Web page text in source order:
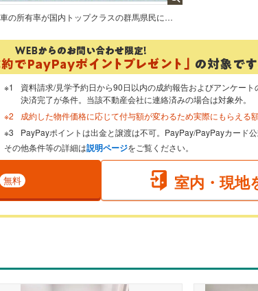
車の所有率が国内トップクラスの群馬県民には欠かせない駐車スペースをしっかりと確保した設計プラン。
資料請求/見学予約日から90日以内の成約報告およびアンケー
決済完了が条件。当該不動産会社に連絡済みの場合は対象外。
成約した物件価格に応じて付与額が変わるため実際にもらえる
PayPayポイントは出金と譲渡は不可。PayPay/PayPayカード公
その他条件等の詳細は説明ページをご覧ください。
無料 室内・現地